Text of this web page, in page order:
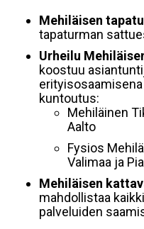
Mehiläisen
tapaturman
Urheilu
koostuu
kuntoutus:
Mehiläinen
Aalto
Fysios
Valimaa ja
Mehiläisen
mahdollistaa
palveluiden